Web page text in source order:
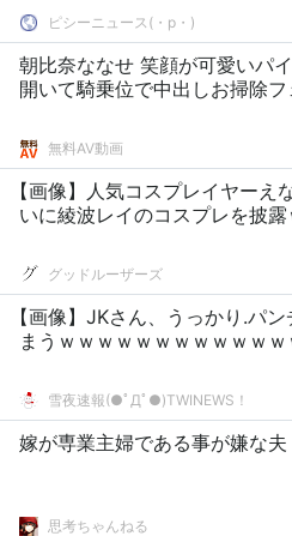
ピシーニュース(・p・)ゞ
朝比奈ななせ 笑顔が可愛いパ
開いて騎乗位で中出しお掃除
無料AV動画
【画像】人気コスプレイヤーえ
いに綾波レイのコスプレを披露
グッドルーザーズ
【画像】JKさん、うっかり.パ
まうｗｗｗｗｗｗｗｗｗｗｗｗ
雪夜速報(●ﾟДﾟ●)TWINEWS！
嫁が専業主婦である事が嫌な夫
思考ちゃんねる